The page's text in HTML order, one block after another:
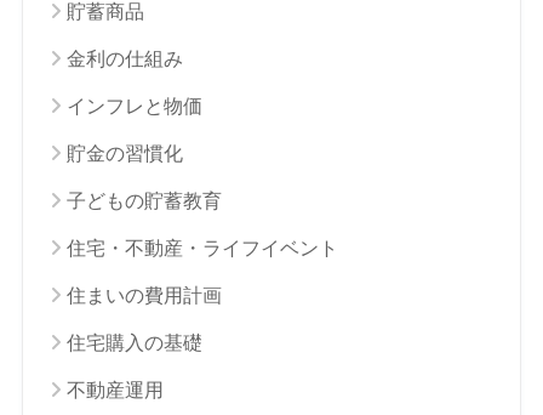
貯蓄商品
金利の仕組み
インフレと物価
貯金の習慣化
子どもの貯蓄教育
住宅・不動産・ライフイベント
住まいの費用計画
住宅購入の基礎
不動産運用